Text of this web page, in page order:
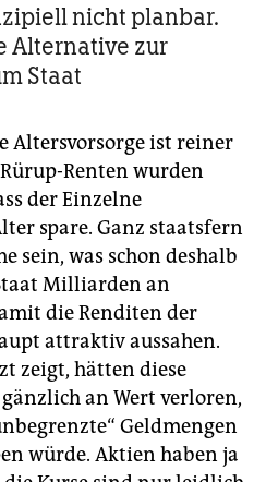
nicht planbar.
Alternative zur
Staat
Altersvorsorge ist reiner
Renten wurden
der Einzelne
spare. Ganz staatsfern
sein, was schon deshalb
Milliarden an
die Renditen der
attraktiv aussahen.
zeigt, hätten diese
an Wert verloren,
Geldmengen
würde. Aktien haben ja